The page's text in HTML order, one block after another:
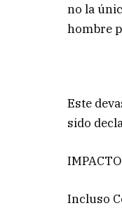
no la
hombre
Este
sido
Incluso